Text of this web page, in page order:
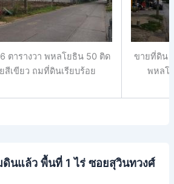
ตารางวา พหลโยธิน 50 ติด
สีเขียว ถมที่ดินเรียบร้อย
ขายที่ดิน
พหลโ
นแล้ว พื้นที่ 1 ไร่ ซอยสุวินทวงศ์